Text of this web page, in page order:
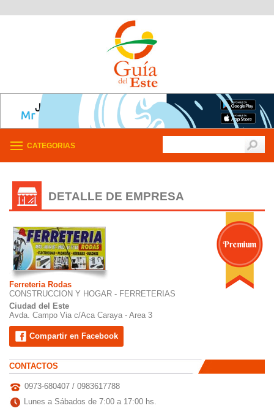
CATEGORIAS
DETALLE DE EMPRESA
Ferreteria Rodas
CONSTRUCCION Y HOGAR - FERRETERIAS
Ciudad del Este
Avda. Campo Via c/Aca Caraya - Area 3
Compartir en Facebook
CONTACTOS
0973-680407 / 0983617788
Lunes a Sábados de 7:00 a 17:00 hs.